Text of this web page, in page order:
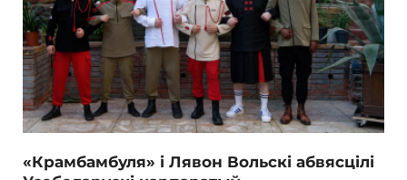
«Крамбамбуля» і Лявон Вольскі абвясцілі